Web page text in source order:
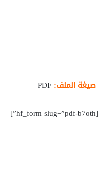
صيغة الملف:
[hf_form slug=”pdf-b7oth”]